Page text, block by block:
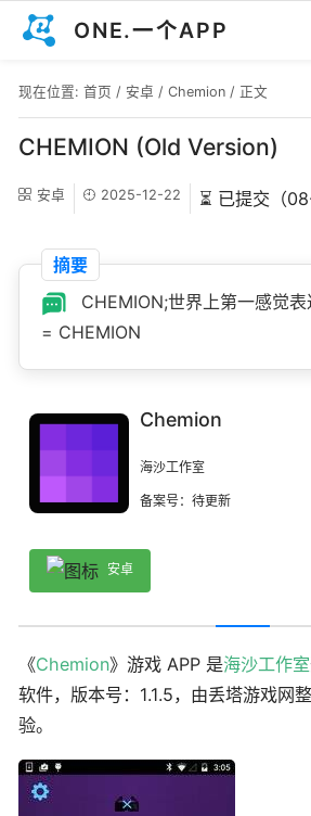
ONE.一个APP
现在位置: 首页 / 安卓 / Chemion / 正文
CHEMION (Old Version)
安卓 2025-12-22 ⏳ 已提交（
摘要
CHEMION;世界上第一感觉
= CHEMION
Chemion
海沙工作室
备案号：待更新
安卓
《Chemion》游戏 APP 是海沙工作室
软件，版本号：1.1.5，由丢塔游戏网
验。